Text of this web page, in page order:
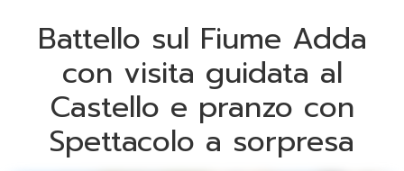
Battello sul Fiume Adda
con visita guidata al
Castello e pranzo con
Spettacolo a sorpresa